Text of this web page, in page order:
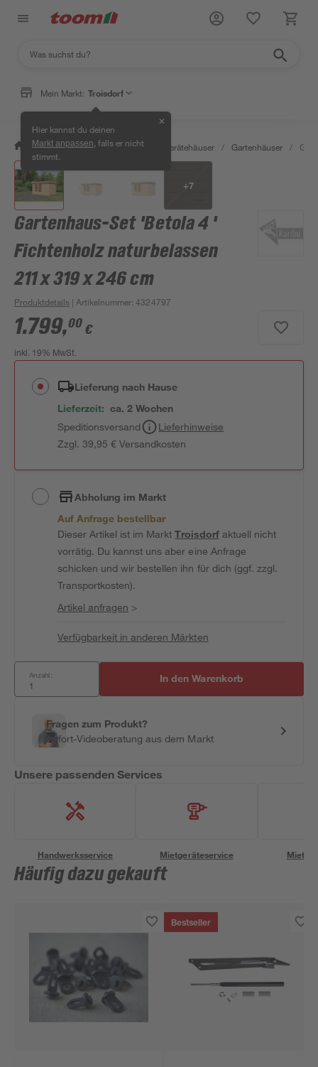
Mein Markt: Troisdorf
Hier kannst du deinen
Markt anpassen , falls er nicht
stimmt.
✕
/ Garten & Freizeit / Garten- & Gerätehäuser / Gartenhäuser /
+7
Gartenhaus-Set 'Betola 4 '
Fichtenholz naturbelassen
211 x 319 x 246 cm
Produktdetails | Artikelnummer:4324797
1.799,00 €
inkl. 19% MwSt.
Lieferung nach Hause
Lieferzeit: ca. 2 Wochen
Speditionsversand
Lieferhinweise
Zzgl. 39,95 € Versandkosten
Abholung im Markt
Auf Anfrage bestellbar
Dieser Artikel ist im MarktTroisdorfaktuell nicht
vorrätig. Du kannst uns aber eine Anfrage
schicken und wir bestellen ihn für dich (ggf. zzgl.
Transportkosten).
Artikel anfragen >
Verfügbarkeit in anderen Märkten
Anzahl: In den Warenkorb
Fragen zum Produkt?
Sofort-Videoberatung aus dem Markt
Unsere passenden Services
Handwerksservice Mietgeräteservice
Häufig dazu gekauft
Bestseller